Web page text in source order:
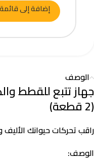
إضافة إلى قائمة
الوصف
جهاز تتبع للقطط
(2 قطعة)
راقب تحركات حيوانك الأليف
الوصف: